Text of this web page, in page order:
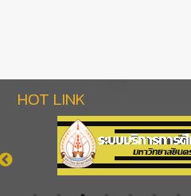
HOT LINK